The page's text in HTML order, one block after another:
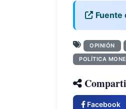
Fuente
OPINIÓN
POLÍTICA
Facebook